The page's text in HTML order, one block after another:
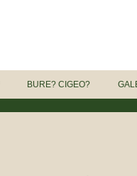
BURE? CIGEO?